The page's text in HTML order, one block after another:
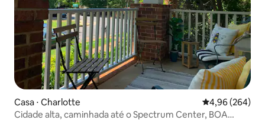
Casa ⋅ Charlotte 4,96 de uma
4,96 (264)
Cidade alta, caminhada até o Spectrum Center, BOA